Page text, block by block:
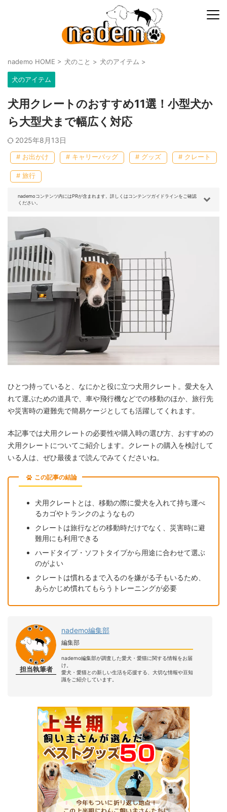
nademo HOME > 犬のこと > 犬のアイテム >
犬のアイテム
犬用クレートのおすすめ11選！小型犬か
ら大型犬まで幅広く対応
2025年8月13日
# お出かけ # キャリーバッグ # グッズ # クレート
# 旅行
nademoコンテンツ内にはPRが含まれます。詳しくはコンテンツガイドラインをご確認
ください。
ひとつ持っていると、なにかと役に立つ犬用クレート。愛犬を入
れて運ぶための道具で、車や飛行機などでの移動のほか、旅行先
や災害時の避難先で簡易ケージとしても活躍してくれます。
本記事では犬用クレートの必要性や購入時の選び方、おすすめの
犬用クレートについてご紹介します。クレートの購入を検討して
いる人は、ぜひ最後まで読んでみてくださいね。
この記事の結論
犬用クレートとは、移動の際に愛犬を入れて持ち運べ
るカゴやトランクのようなもの
クレートは旅行などの移動時だけでなく、災害時に避
難用にも利用できる
ハードタイプ・ソフトタイプから用途に合わせて選ぶ
のがよい
クレートは慣れるまで入るのを嫌がる子もいるため、
あらかじめ慣れてもらうトレーニングが必要
担当執筆者
nademo編集部
編集部
nademo編集部が調査した愛犬・愛猫に関する情報をお届
け。
愛犬・愛猫との新しい生活を応援する、大切な情報や豆知
識をご紹介しています。